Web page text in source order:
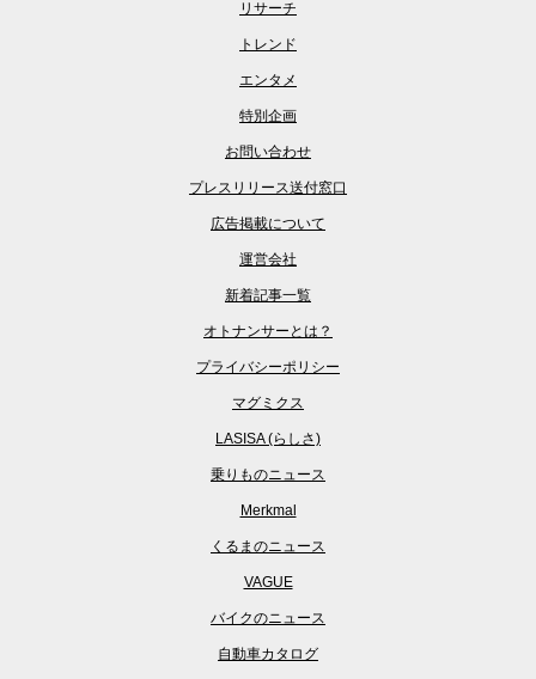
リサーチ
トレンド
エンタメ
特別企画
お問い合わせ
プレスリリース送付窓口
広告掲載について
運営会社
新着記事一覧
オトナンサーとは？
プライバシーポリシー
マグミクス
LASISA (らしさ)
乗りものニュース
Merkmal
くるまのニュース
VAGUE
バイクのニュース
自動車カタログ